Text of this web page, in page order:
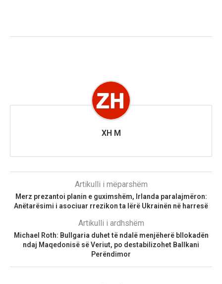
XH M
Artikulli i mëparshëm
Merz prezantoi planin e guximshëm, Irlanda paralajmëron:
Anëtarësimi i asociuar rrezikon ta lërë Ukrainën në harresë
Artikulli i ardhshëm
Michael Roth: Bullgaria duhet të ndalë menjëherë bllokadën
ndaj Maqedonisë së Veriut, po destabilizohet Ballkani
Perëndimor